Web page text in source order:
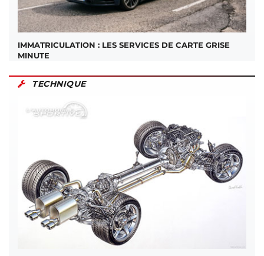
IMMATRICULATION : LES SERVICES DE CARTE GRISE
MINUTE
TECHNIQUE